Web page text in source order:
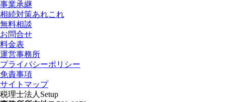
事業承継
相続対策あれこれ
無料相談
お問合せ
料金表
運営事務所
プライバシーポリシー
免責事項
サイトマップ
税理士法人Setup